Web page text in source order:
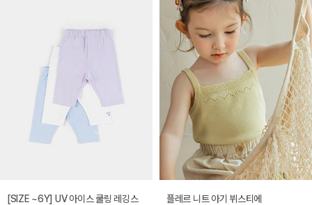
[SIZE ~6Y] UV 아이스 쿨링 레깅스 플레르 니트 아기 뷔스티에